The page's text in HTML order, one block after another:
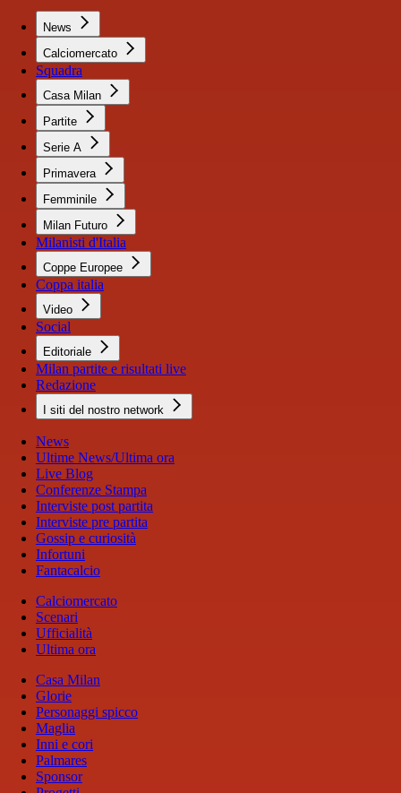
News
Calciomercato
Squadra
Casa Milan
Partite
Serie A
Primavera
Femminile
Milan Futuro
Milanisti d'Italia
Coppe Europee
Coppa italia
Video
Social
Editoriale
Milan partite e risultati live
Redazione
I siti del nostro network
News
Ultime News/Ultima ora
Live Blog
Conferenze Stampa
Interviste post partita
Interviste pre partita
Gossip e curiosità
Infortuni
Fantacalcio
Calciomercato
Scenari
Ufficialità
Ultima ora
Casa Milan
Glorie
Personaggi spicco
Maglia
Inni e cori
Palmares
Sponsor